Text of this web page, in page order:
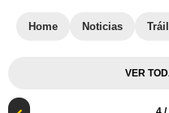
Home Noticias
VER